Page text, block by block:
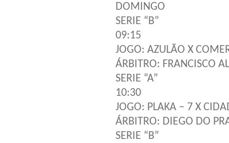
DOMINGO
SERIE “B”
09:15
JOGO: AZULÃO X
ÁRBITRO: FRANCISCO
SERIE “A”
10:30
JOGO: PLAKA – 7 X
ÁRBITRO: DIEGO DO
SERIE “B”